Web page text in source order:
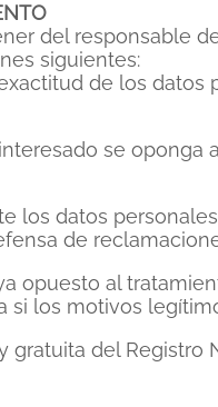
del responsable
siguientes:
de los
se
los datos
de
opuesto al
si los motivos
gratuita del